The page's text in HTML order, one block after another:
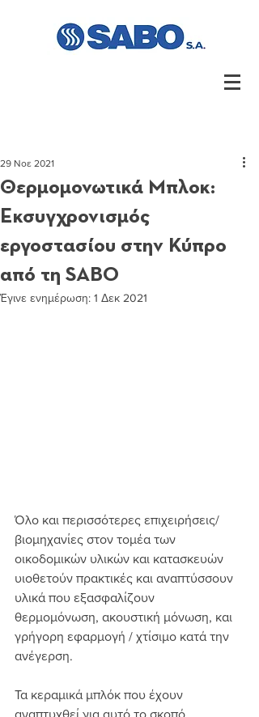
Θερμομονωτικά Μπλοκ:
Εκσυγχρονισμός
εργοστασίου στην Κύπρο
από τη SABO
29 Νοε 2021
Έγινε ενημέρωση: 1 Δεκ 2021
Όλο και περισσότερες επιχειρήσεις/
βιομηχανίες στον τομέα των
οικοδομικών υλικών και κατασκευών
υιοθετούν πρακτικές και αναπτύσσουν
υλικά που εξασφαλίζουν
θερμομόνωση, ακουστική μόνωση, και
γρήγορη εφαρμογή / χτίσιμο κατά την
ανέγερση.
Τα κεραμικά μπλόκ που έχουν